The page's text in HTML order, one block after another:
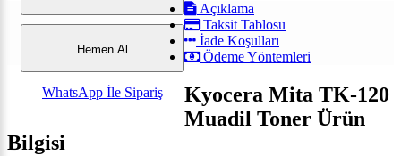
Hemen Al
WhatsApp İle Sipariş
Açıklama
Taksit Tablosu
İade Koşulları
Ödeme Yöntemleri
Kyocera Mita TK-120
Muadil Toner Ürün
Bilgisi